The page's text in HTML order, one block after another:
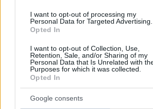
I want to opt-out of processing my
Personal Data for Targeted Advertising.
Opted In
I want to opt-out of Collection, Use,
Retention, Sale, and/or Sharing of my
Personal Data that Is Unrelated with
Purposes for which it was collected.
Opted In
Google consents